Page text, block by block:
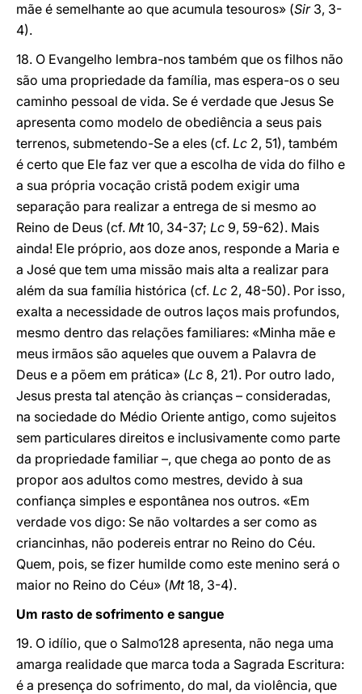
mãe é semelhante ao que acumula tesouros» (Sir3, 3-
4).
18. O Evangelho lembra-nos também que os filhos não
são uma propriedade da família, mas espera-os o seu
caminho pessoal de vida. Se é verdade que Jesus Se
apresenta como modelo de obediência a seus pais
terrenos, submetendo-Se a eles (cf. Lc 2, 51), também
é certo que Ele faz ver que a escolha de vida do filho e
a sua própria vocação cristã podem exigir uma
separação para realizar a entrega de si mesmo ao
Reino de Deus (cf. Mt10, 34-37; Lc 9, 59-62). Mais
ainda! Ele próprio, aos doze anos, responde a Maria e
a José que tem uma missão mais alta a realizar para
além da sua família histórica (cf. Lc 2, 48-50). Por isso,
exalta a necessidade de outros laços mais profundos,
mesmo dentro das relações familiares: «Minha mãe e
meus irmãos são aqueles que ouvem a Palavra de
Deus e a põem em prática» (Lc 8, 21). Por outro lado,
Jesus presta tal atenção às crianças – consideradas,
na sociedade do Médio Oriente antigo, como sujeitos
sem particulares direitos e inclusivamente como parte
da propriedade familiar –, que chega ao ponto de as
propor aos adultos como mestres, devido à sua
confiança simples e espontânea nos outros. «Em
verdade vos digo: Se não voltardes a ser como as
criancinhas, não podereis entrar no Reino do Céu.
Quem, pois, se fizer humilde como este menino será o
maior no Reino do Céu» (Mt18, 3-4).
Um rasto de sofrimento e sangue
19. O idílio, que o Salmo128 apresenta, não nega uma
amarga realidade que marca toda a Sagrada Escritura:
é a presença do sofrimento, do mal, da violência, que